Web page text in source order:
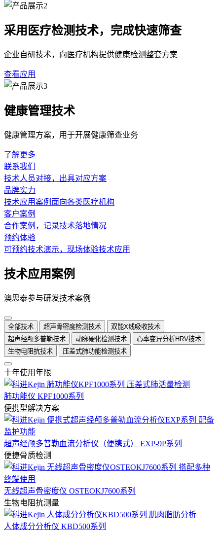
采用医疗检测技术，完成快速筛查
企业自研技术，向医疗机构提供健康检测整套方案
查看应用
健康管理技术
健康管理方案，用于开展健康筛查业务
了解更多
联系我们
技术人员对接，出具对应方案
品牌实力
技术应用案例面向各类医疗机构
客户案例
合作案例，记录技术落地情况
预约体验
可预约技术演示，现场体验技术应用
技术应用案例
澳思泰参与研发技术案例
全部技术 超声骨密度检测技术
双能X线吸收技术
超声经颅多普勒技术
动脉硬化检测技术
心率变异分析HRV技术
生物电阻抗技术
压差式肺功能检测技术
十年使用年限
肺功能仪 KPF1000系列
便携型解决方案
超声经颅多普勒血流分析仪（便携式） EXP-9P系列
便捷骨质检测
无线超声骨密度仪 OSTEOKJ7600系列
生物电阻抗测量
人体成分分析仪 KBD500系列